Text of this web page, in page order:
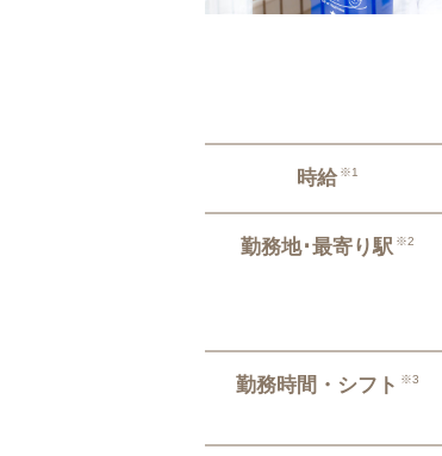
時給 ※1
勤務地･最寄り駅 ※2
勤務時間・シフト ※3